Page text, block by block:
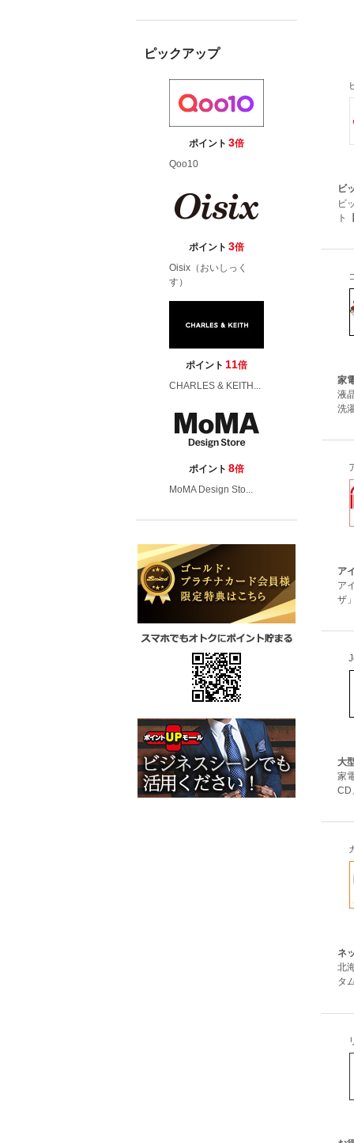
ピックアップ
ポイント 3倍
Qoo10
ポイント 3倍
Oisix（おいしっく
す）
ポイント 11倍
CHARLES & KEITH...
ポイント 8倍
MoMA Design Sto...
ビ
ビ
ト
家
液
洗
ア
ア
ザ
大
家
CD
ネ
北
タ